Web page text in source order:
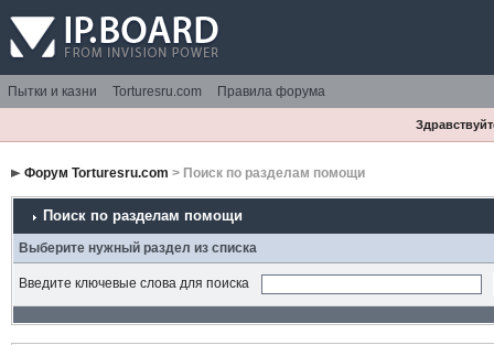
Пытки и казни Torturesru.com Правила форума
Форум Torturesru.com > Поиск по разделам помощи
Поиск по разделам помощи
Выберите нужный раздел из списка
Введите ключевые слова для поиска